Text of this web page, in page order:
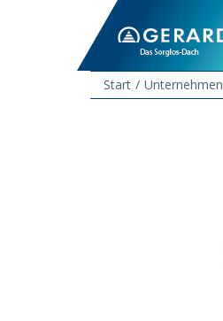
Start
Unternehmen